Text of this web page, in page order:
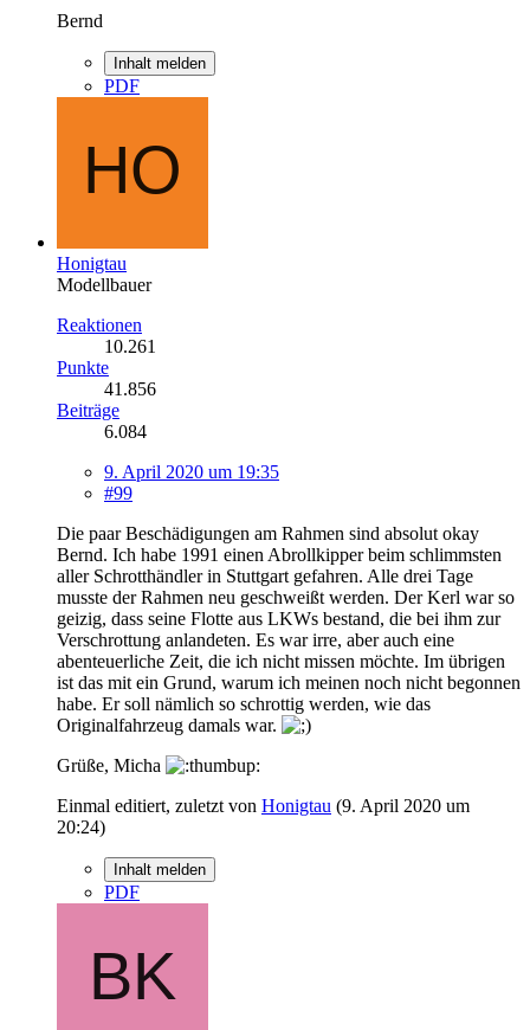
Bernd
Inhalt melden
PDF
Honigtau
Modellbauer
Reaktionen
10.261
Punkte
41.856
Beiträge
6.084
9. April 2020 um 19:35
#99
Die paar Beschädigungen am Rahmen sind absolut okay
Bernd. Ich habe 1991 einen Abrollkipper beim schlimmsten
aller Schrotthändler in Stuttgart gefahren. Alle drei Tage
musste der Rahmen neu geschweißt werden. Der Kerl war so
geizig, dass seine Flotte aus LKWs bestand, die bei ihm zur
Verschrottung anlandeten. Es war irre, aber auch eine
abenteuerliche Zeit, die ich nicht missen möchte. Im übrigen
ist das mit ein Grund, warum ich meinen noch nicht begonnen
habe. Er soll nämlich so schrottig werden, wie das
Originalfahrzeug damals war.
Grüße, Micha
Einmal editiert, zuletzt von Honigtau (9. April 2020 um
20:24)
Inhalt melden
PDF